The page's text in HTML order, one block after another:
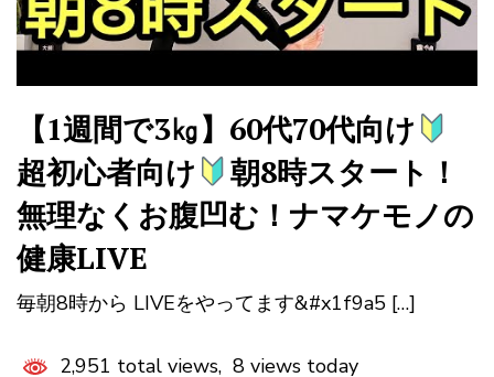
【1週間で3㎏】60代70代向け
超初心者向け
朝8時スタート！
無理なくお腹凹む！ナマケモノの
健康LIVE
毎朝8時から LIVEをやってます&#x1f9a5 […]
2,951 total views, 8 views today